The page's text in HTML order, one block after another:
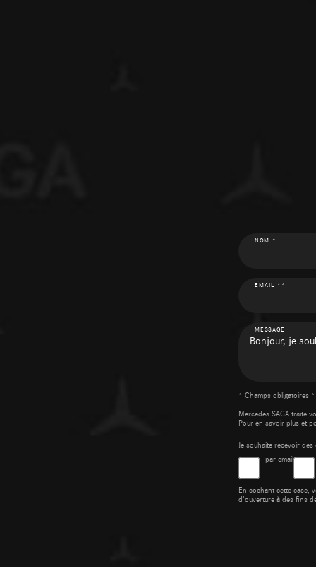
NOM *
EMAIL **
MESSAGE
* Champs obligatoires
Mercedes SAGA traite
Pour en savoir plus et
Je souhaite recevoir
par email
En cochant cette case,
d'ouverture à des fins